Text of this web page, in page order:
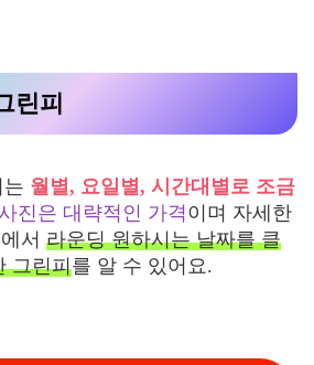
린피
월별, 요일별, 시간대별로 조금
진은 대략적인 가격이며 자세한
에서 라운딩 원하시는 날짜를 클
그린피를 알 수 있어요.